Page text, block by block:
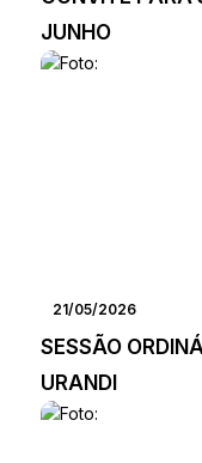
JUNHO
21/05/2026
SESSÃO
URANDI